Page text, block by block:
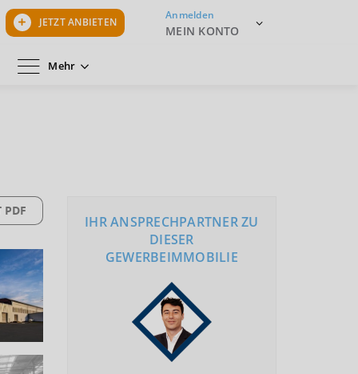
JETZT ANBIETEN
Anmelden
MEIN KONTO
Mehr
PDF
IHR ANSPRECHPARTNER ZU
DIESER
GEWERBEIMMOBILIE